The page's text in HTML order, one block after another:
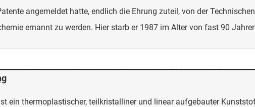
angemeldet hatte, endlich die Ehrung zuteil, von der
ernannt zu werden. Hier starb er 1987 im Alter von fast 90
ein thermoplastischer, teilkristalliner und linear aufgebauter